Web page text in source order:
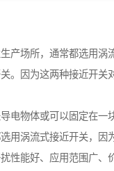
产场所，通常都选用涡
。因为这两种接近开关
电物体或可以固定在一
用涡流式接近开关，因
性能好、应用范围广、